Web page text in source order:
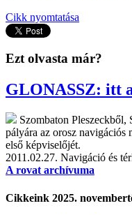
Cikk nyomtatása
Ezt olvasta már?
GLONASSZ: itt
Szombaton
pályára az orosz navigációs
első képviselőjét.
2011.02.27. Navigáció és
A rovat archívuma
Cikkeink 2025.